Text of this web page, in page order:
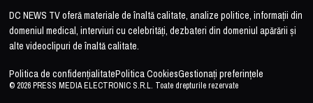
DC NEWS TV oferă materiale de înaltă calitate, analize politice, informații din
domeniul medical, interviuri cu celebrități, dezbateri din domeniul apărării și
alte videoclipuri de înaltă calitate.
Politica de confidențialitatePolitica CookiesGestionați preferințele
© 2026 PRESS MEDIA ELECTRONIC S.R.L. Toate drepturile rezervate